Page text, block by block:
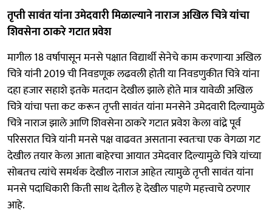
तृप्ती सावंत यांना उमेदवारी मिळाल्याने नाराज अखिल चित्रे यांचा
शिवसेना ठाकरे गटात प्रवेश
मागील 18 वर्षापासून मनसे पक्षात विद्यार्थी सेनेचे काम करणाऱ्या अखिल
चित्रे यांनी 2019 ची निवडणूक लढवली होती या निवडणुकीत चित्रे यांना
दहा हजार सहाशे इतके मतदान देखील झाले होते मात्र यावेळी अखिल
चित्रे यांचा पत्ता कट करून तृप्ती सावंत यांना मनसेने उमेदवारी दिल्यामुळे
चित्रे नाराज झाले आणि शिवसेना ठाकरे गटात प्रवेश केला वांद्रे पूर्व
परिसरात चित्रे यांनी मनसे पक्ष वाढवत असताना स्वतःचा एक वेगळा गट
देखील तयार केला आता बाहेरचा आयात उमेदवार दिल्यामुळे चित्रे यांच्या
सोबतच त्यांचे समर्थक देखील नाराज आहेत त्यामुळे तृप्ती सावंत यांना
मनसे पदाधिकारी किती साथ देतील हे देखील पाहणे महत्त्वाचे ठरणार
आहे.